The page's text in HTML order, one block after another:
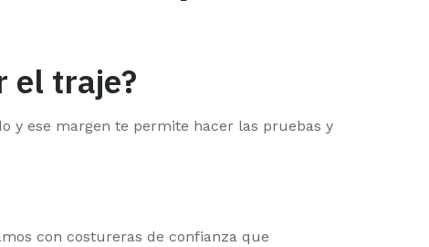
el traje?
y ese margen te permite hacer las pruebas y
con costureras de confianza que